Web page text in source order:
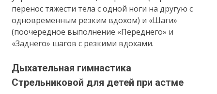
перенос тяжести тела с одной ноги на другую с
одновременным резким вдохом) и «Шаги»
(поочередное выполнение «Переднего» и
«Заднего» шагов с резкими вдохами.
Дыхательная гимнастика
Стрельниковой для детей при астме